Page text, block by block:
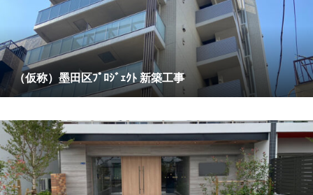
（仮称）墨田区ﾌﾟﾛｼﾞｪｸﾄ 新築工事